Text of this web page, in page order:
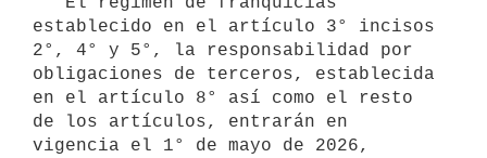
establecido en el artículo 3° incisos
2°, 4° y 5°, la responsabilidad por
obligaciones de terceros, establecida
en el artículo 8° así como el resto
de los artículos, entrarán en
vigencia el 1° de mayo de 2026,